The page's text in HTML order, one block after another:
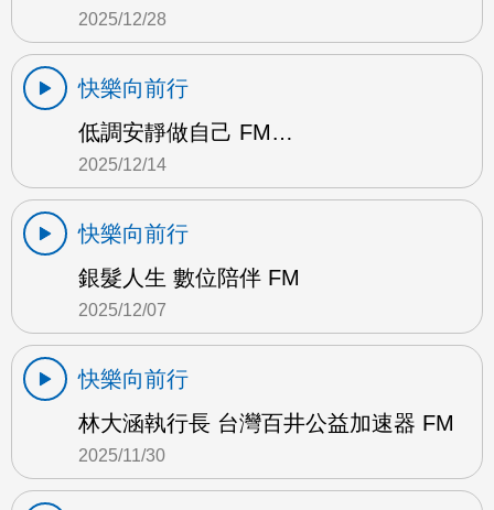
2025/12/28
快樂向前行
低調安靜做自己 FM…
2025/12/14
快樂向前行
銀髮人生 數位陪伴 FM
2025/12/07
快樂向前行
林大涵執行長 台灣百井公益加速器 FM
2025/11/30